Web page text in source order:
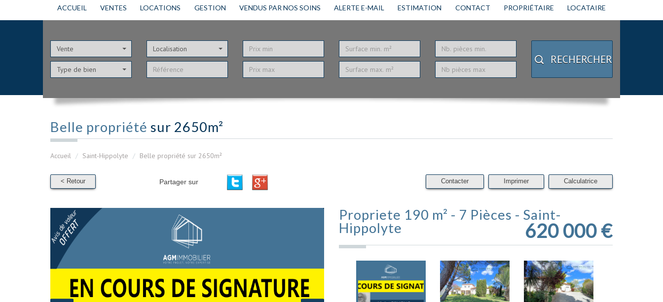
ACCUEIL VENTES LOCATIONS GESTION VENDUS PAR NOS SOINS ALERTE E-MAIL ESTIMATION CONTACT PROPRIÉTAIRE LOCATAIRE
Vente
Type de bien
Localisation
RECHERCHER
Belle propriété sur 2650m²
Accueil Saint-Hippolyte Belle propriété sur 2650m²
< Retour Partager sur Contacter Imprimer Calculatrice
Propriete 190 m² - 7 Pièces - Saint-
Hippolyte
620 000€